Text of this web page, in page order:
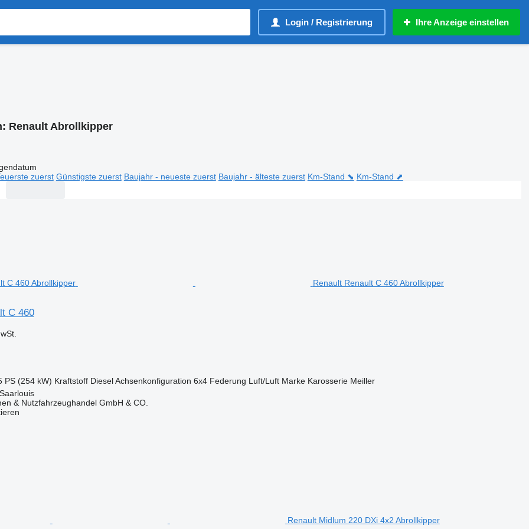
Login / Registrierung Ihre Anzeige einstellen
Renault Abrollkipper
zuerst Günstigste zuerst Baujahr - neueste zuerst Baujahr - älteste zuerst Km-Stand ⬊ Km-Stand ⬈
Renault Renault C 460 Abrollkipper
C 460
PS (254 kW) Kraftstoff Diesel Achsenkonfiguration 6x4 Federung Luft/Luft Marke Karosserie Meiller
& Nutzfahrzeughandel GmbH & CO.
Renault Midlum 220 DXi 4x2 Abrollkipper